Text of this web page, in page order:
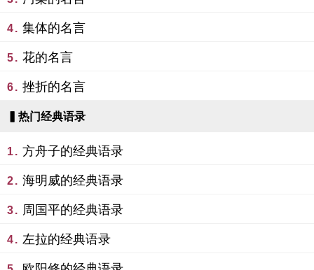
4. 集体的名言
5. 花的名言
6. 挫折的名言
▍热门经典语录
1. 方舟子的经典语录
2. 海明威的经典语录
3. 周国平的经典语录
4. 左拉的经典语录